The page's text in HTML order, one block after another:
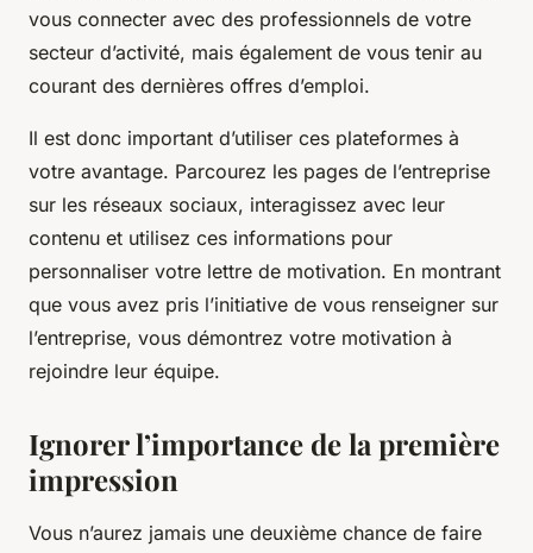
vous connecter avec des professionnels de votre
secteur d’activité, mais également de vous tenir au
courant des dernières offres d’emploi.
Il est donc important d’utiliser ces plateformes à
votre avantage. Parcourez les pages de l’entreprise
sur les réseaux sociaux, interagissez avec leur
contenu et utilisez ces informations pour
personnaliser votre lettre de motivation. En montrant
que vous avez pris l’initiative de vous renseigner sur
l’entreprise, vous démontrez votre motivation à
rejoindre leur équipe.
Ignorer l’importance de la première
impression
Vous n’aurez jamais une deuxième chance de faire